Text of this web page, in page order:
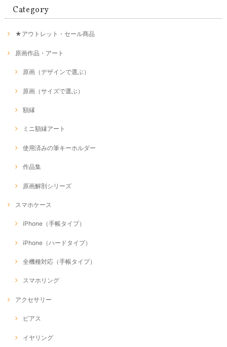
Category
★アウトレット・セール商品
原画作品・アート
原画（デザインで選ぶ）
原画（サイズで選ぶ）
額縁
ミニ額縁アート
使用済みの筆キーホルダー
作品集
原画解剖シリーズ
スマホケース
iPhone（手帳タイプ）
iPhone（ハードタイプ）
全機種対応（手帳タイプ）
スマホリング
アクセサリー
ピアス
イヤリング